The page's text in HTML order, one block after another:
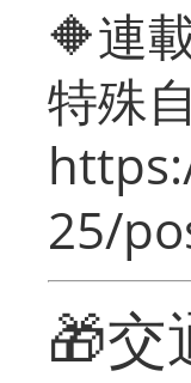
🔶連
特殊
25/
🎁